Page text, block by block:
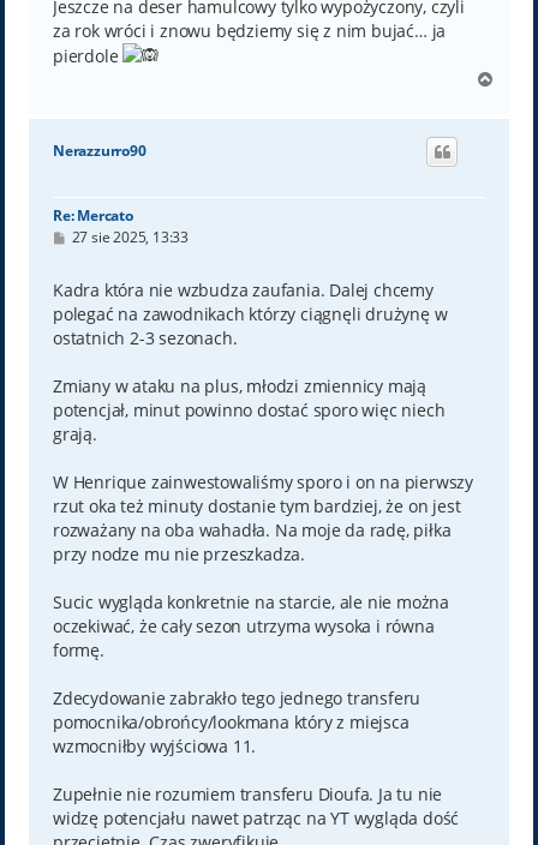
Jeszcze na deser hamulcowy tylko wypożyczony, czyli
za rok wróci i znowu będziemy się z nim bujać… ja
pierdole
g
Nerazzurro90
Re: Mercato
P
t
27 sie 2025, 13:33
Kadra która nie wzbudza zaufania. Dalej chcemy
polegać na zawodnikach którzy ciągnęli drużynę w
ostatnich 2-3 sezonach.
Zmiany w ataku na plus, młodzi zmiennicy mają
potencjał, minut powinno dostać sporo więc niech
grają.
W Henrique zainwestowaliśmy sporo i on na pierwszy
rzut oka też minuty dostanie tym bardziej, że on jest
rozważany na oba wahadła. Na moje da radę, piłka
przy nodze mu nie przeszkadza.
Sucic wygląda konkretnie na starcie, ale nie można
oczekiwać, że cały sezon utrzyma wysoka i równa
formę.
Zdecydowanie zabrakło tego jednego transferu
pomocnika/obrońcy/lookmana który z miejsca
wzmocniłby wyjściowa 11.
Zupełnie nie rozumiem transferu Dioufa. Ja tu nie
widzę potencjału nawet patrząc na YT wygląda dość